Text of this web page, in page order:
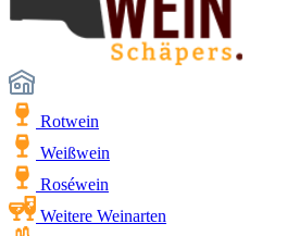
Rotwein
Weißwein
Roséwein
Weitere Weinarten